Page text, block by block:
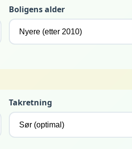
Boligens alder
Takretning